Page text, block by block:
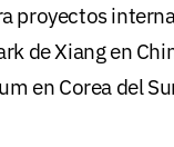
proyectos
de Xiang en
en Corea del